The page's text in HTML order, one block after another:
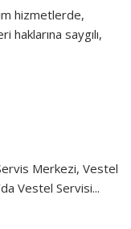
hizmetlerde,
saygılı,
Merkezi, Vestel
Vestel Servisi...